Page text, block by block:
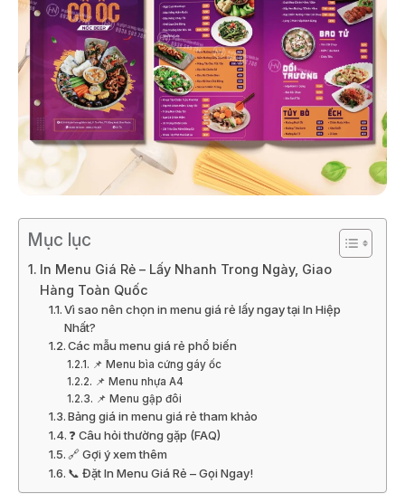
Mục lục
In Menu Giá Rẻ – Lấy Nhanh Trong Ngày, Giao
Hàng Toàn Quốc
Vì sao nên chọn in menu giá rẻ lấy ngay tại In Hiệp
Nhất?
Các mẫu menu giá rẻ phổ biến
📌 Menu bìa cứng gáy ốc
📌 Menu nhựa A4
📌 Menu gập đôi
Bảng giá in menu giá rẻ tham khảo
❓ Câu hỏi thường gặp (FAQ)
🔗 Gợi ý xem thêm
📞 Đặt In Menu Giá Rẻ – Gọi Ngay!